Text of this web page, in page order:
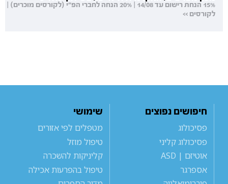
15% הנחת רישום עד 14/08 | 20% הנחה לחברי הפ"י (לקורסים מוכרים) |
לקורסים >>
חיפושים נפוצים
פסיכולוג
פסיכולוג קליני
אוטיזם | ASD
אספרגר
שימושי
מטפלים לפי אזורים
טיפול מוזל
קליניקות להשכרה
טיפול בהפרעות אכילה